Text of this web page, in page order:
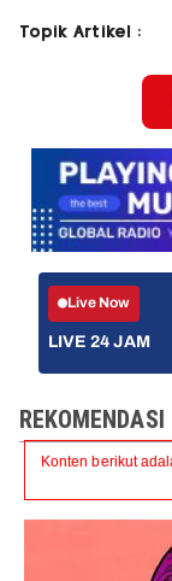
Topik Artikel :
Live Now
LIVE 24 JAM